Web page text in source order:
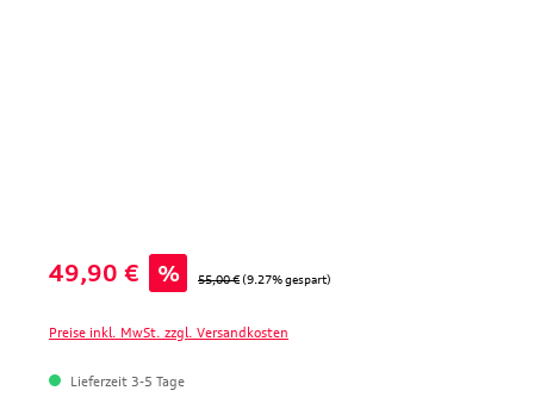
Verkaufspreis:
49,90 € % Regulärer Preis:
55,00 € (9.27% gespart)
Preise inkl. MwSt. zzgl. Versandkosten
Lieferzeit 3-5 Tage